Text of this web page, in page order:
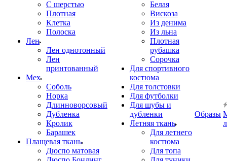
С шерстью
Плотная
Клетка
Полоска
Лен
Лен однотонный
Лен
принтованный
Мех
Соболь
Норка
Длинноворсовый
Дубленка
Кролик
Барашек
Плащевая ткань
Дюспо матовая
Белая
Вискоза
Из денима
Из льна
Плотная
рубашка
Сорочка
Для спортивного
костюма
Для толстовки
Для футболки
Для шубы и
дубленки
Летняя ткань
Для летнего
костюма
Для топа
Образы